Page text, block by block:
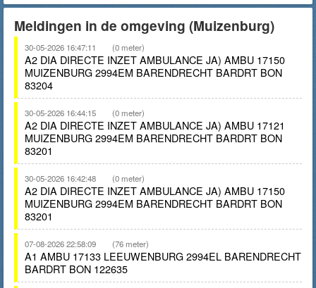
Meldingen in de omgeving (Muizenburg)
30-05-2026 16:47:11 (0 meter)
A2 DIA DIRECTE INZET AMBULANCE JA) AMBU 17150
MUIZENBURG 2994EM BARENDRECHT BARDRT BON
83204
30-05-2026 16:44:15 (0 meter)
A2 DIA DIRECTE INZET AMBULANCE JA) AMBU 17121
MUIZENBURG 2994EM BARENDRECHT BARDRT BON
83201
30-05-2026 16:42:48 (0 meter)
A2 DIA DIRECTE INZET AMBULANCE JA) AMBU 17150
MUIZENBURG 2994EM BARENDRECHT BARDRT BON
83201
07-08-2026 22:58:09 (76 meter)
A1 AMBU 17133 LEEUWENBURG 2994EL BARENDRECHT
BARDRT BON 122635